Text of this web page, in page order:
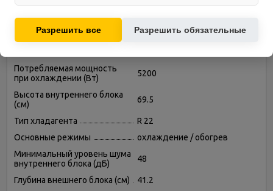
Режим вентиляции (без
охлаждения и обогрева)
Мощность в режиме
Потребляемая мощность
при охлаждении (Вт)
5200
Высота внутреннего блока
(см)
69.5
Тип хладагента
R 22
Основные режимы
охлаждение / обогрев
Минимальный уровень шума
внутреннего блока (дБ)
48
Глубина внешнего блока (см)
41.2
предложений на основе ваших интересов.
Разрешить все Разрешить обязательные